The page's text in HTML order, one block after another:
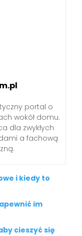
portal o
wokół domu.
dla zwykłych
a fachową
i kiedy to
im
cieszyć się